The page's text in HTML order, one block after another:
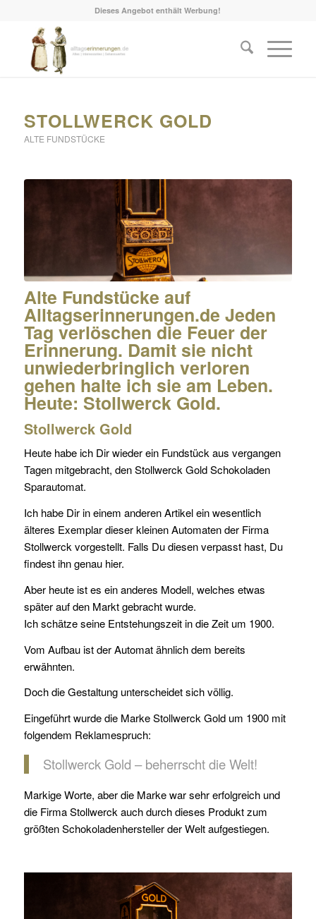
Dieses Angebot enthält Werbung!
STOLLWERCK GOLD
ALTE FUNDSTÜCKE
Alte Fundstücke auf
Alltagserinnerungen.de Jeden
Tag verlöschen die Feuer der
Erinnerung. Damit sie nicht
unwiederbringlich verloren
gehen halte ich sie am Leben.
Heute: Stollwerck Gold.
Stollwerck Gold
Heute habe ich Dir wieder ein Fundstück aus vergangen
Tagen mitgebracht, den Stollwerck Gold Schokoladen
Sparautomat.
Ich habe Dir in einem anderen Artikel ein wesentlich
älteres Exemplar dieser kleinen Automaten der Firma
Stollwerck vorgestellt. Falls Du diesen verpasst hast, Du
findest ihn genau hier.
Aber heute ist es ein anderes Modell, welches etwas
später auf den Markt gebracht wurde.
Ich schätze seine Entstehungszeit in die Zeit um 1900.
Vom Aufbau ist der Automat ähnlich dem bereits
erwähnten.
Doch die Gestaltung unterscheidet sich völlig.
Eingeführt wurde die Marke Stollwerck Gold um 1900 mit
folgendem Reklamespruch:
Stollwerck Gold – beherrscht die Welt!
Markige Worte, aber die Marke war sehr erfolgreich und
die Firma Stollwerck auch durch dieses Produkt zum
größten Schokoladenhersteller der Welt aufgestiegen.